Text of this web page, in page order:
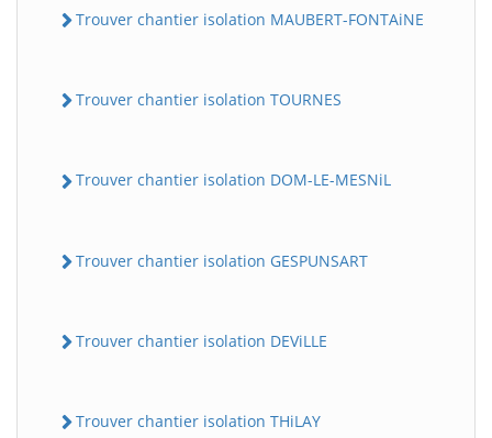
Trouver chantier isolation MAUBERT-FONTAiNE
Trouver chantier isolation TOURNES
Trouver chantier isolation DOM-LE-MESNiL
Trouver chantier isolation GESPUNSART
Trouver chantier isolation DEViLLE
Trouver chantier isolation THiLAY